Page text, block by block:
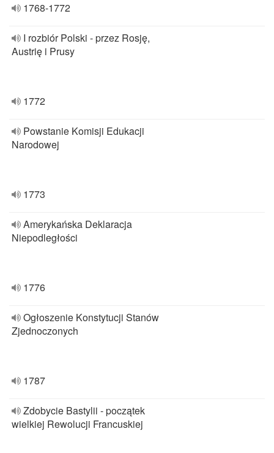
1768-1772
I rozbiór Polski - przez Rosję,
Austrię i Prusy
1772
Powstanie Komisji Edukacji
Narodowej
1773
Amerykańska Deklaracja
Niepodległości
1776
Ogłoszenie Konstytucji Stanów
Zjednoczonych
1787
Zdobycie Bastylii - początek
wielkiej Rewolucji Francuskiej